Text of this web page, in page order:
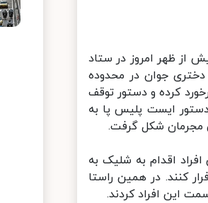
ظهر امروز در ستاد
جوان در محدوده
کرده و دستور توقف
ایست پلیس پا به
شکل گرفت.
اقدام به شلیک به
در همین راستا
این افراد کردند.